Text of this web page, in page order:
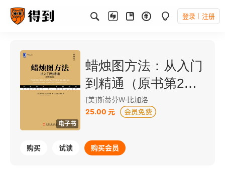
登录 注册
电子书
蜡烛图方法：从入门
到精通（原书第2
版）
[美]斯蒂芬W·比加洛
25.00 元
购买 试读 购买会员